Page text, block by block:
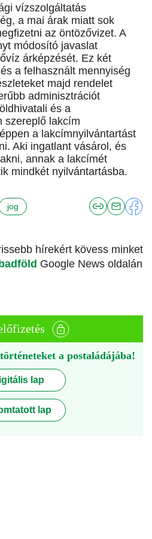
vízszolgáltatás
a mai árak miatt sok
az öntözővizet. A
módosító javaslat
árképzését. Ez két
a felhasznált mennyiség
majd rendelet
adminisztrációt
és a
szereplő lakcím
a lakcímnyilvántartást
Aki ingatlant vásárol, és
annak a lakcímét
mindkét nyilvántartásba.
jog
hírekért kövess minket
Google News oldalán
a postaládájába!
lap
lap